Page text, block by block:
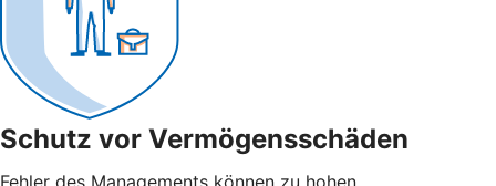
Schutz vor Vermögensschäden
Fehler des Managements können zu hohen